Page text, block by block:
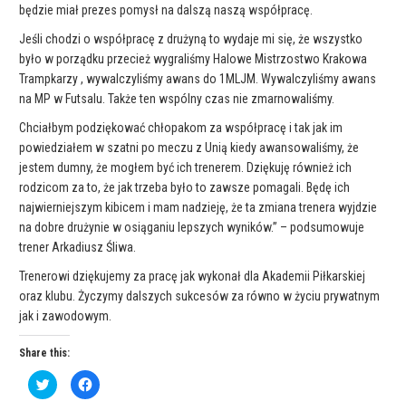
będzie miał prezes pomysł na dalszą naszą współpracę.
Jeśli chodzi o współpracę z drużyną to wydaje mi się, że wszystko
było w porządku przecież wygraliśmy Halowe Mistrzostwo Krakowa
Trampkarzy , wywalczyliśmy awans do 1MLJM. Wywalczyliśmy awans
na MP w Futsalu. Także ten wspólny czas nie zmarnowaliśmy.
Chciałbym podziękować chłopakom za współpracę i tak jak im
powiedziałem w szatni po meczu z Unią kiedy awansowaliśmy, że
jestem dumny, że mogłem być ich trenerem. Dziękuję również ich
rodzicom za to, że jak trzeba było to zawsze pomagali. Będę ich
najwierniejszym kibicem i mam nadzieję, że ta zmiana trenera wyjdzie
na dobre drużynie w osiąganiu lepszych wyników.” – podsumowuje
trener Arkadiusz Śliwa.
Trenerowi dziękujemy za pracę jak wykonał dla Akademii Piłkarskiej
oraz klubu. Życzymy dalszych sukcesów za równo w życiu prywatnym
jak i zawodowym.
Share this:
C
l
C
l